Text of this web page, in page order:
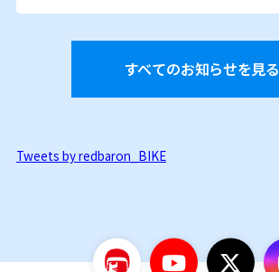
すべてのお知らせを見る
Tweets by redbaron_BIKE